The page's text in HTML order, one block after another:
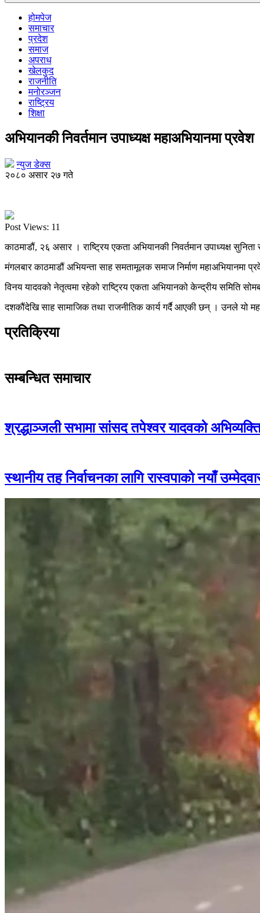
होमपेज
समाचार
प्रदेश
समाज
अपराध
खेलकुद
राजनीति
मनोरञ्जन
राष्ट्रिय
शिक्षा
अभियानकी निवर्तमान उपाध्यक्ष महाअभियानमा प्रवेश
न्युज डेक्स
२०८० असार २७ गते
Post Views: 11
काठमाडौं, २६ असार । राष्ट्रिय एकता अभियानकी निवर्तमान उपाध्यक्ष
मंगलबार काठमाडौं अभियन्ता साह समतामूलक समाज निर्माण महाअभियानमा
विनय यादवको नेतृत्वमा रहेको राष्ट्रिय एकता अभियानको केन्द्रीय समिति
दशकौंदेखि साह सामाजिक तथा राजनीतिक कार्य गर्दै आएकी छन् । उनले यो
प्रतिक्रिया
सम्बन्धित समाचार
श्रद्धाञ्जली सभामा सांसद तपेश्वर यादवको
स्थानीय तह निर्वाचनका लागि रास्वपाको नयाँ